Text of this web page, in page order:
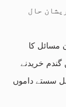
حال
مسائل کا
4000 روپے فی من گندم خریدنے
سستے داموں